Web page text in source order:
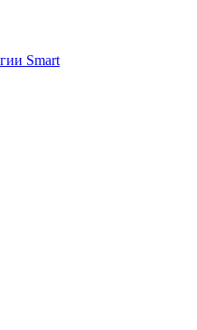
Smart